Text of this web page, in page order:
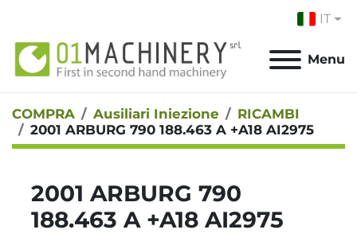
IT
Menu
COMPRA Ausiliari Iniezione
RICAMBI
2001 ARBURG 790 188.463 A +A18 AI2975
2001 ARBURG 790
188.463 A +A18 AI2975